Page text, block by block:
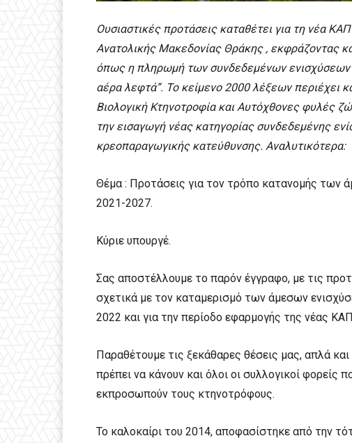
Ουσιαστικές προτάσεις καταθέτει για τη νέα
Ανατολικής Μακεδονίας Θράκης , εκφράζοντας
όπως η πληρωμή των συνδεδεμένων ενισχύσεων
αέρα λεφτά”. Το κείμενο 2000 λέξεων περιέχει
Βιολογική Κτηνοτροφία και Αυτόχθονες φυλές
την εισαγωγή νέας κατηγορίας συνδεδεμένης
κρεοπαραγωγικής κατεύθυνσης. Αναλυτικότερα:
Θέμα : Προτάσεις για τον τρόπο κατανομής των
2021-2027.
Κύριε υπουργέ.
Σας αποστέλλουμε το παρόν έγγραφο, με τις
σχετικά με τον καταμερισμό των άμεσων
2022 και για την περίοδο εφαρμογής της νέας
Παραθέτουμε τις ξεκάθαρες θέσεις μας, απλά
πρέπει να κάνουν και όλοι οι συλλογικοί
εκπροσωπούν τους κτηνοτρόφους.
Το καλοκαίρι του 2014, αποφασίστηκε από την